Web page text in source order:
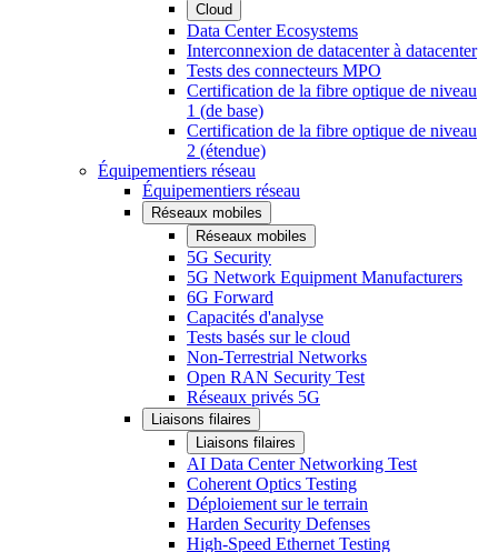
Cloud
Data Center Ecosystems
Interconnexion de datacenter à datacenter
Tests des connecteurs MPO
Certification de la fibre optique de niveau
1 (de base)
Certification de la fibre optique de niveau
2 (étendue)
Équipementiers réseau
Équipementiers réseau
Réseaux mobiles
Réseaux mobiles
5G Security
5G Network Equipment Manufacturers
6G Forward
Capacités d'analyse
Tests basés sur le cloud
Non-Terrestrial Networks
Open RAN Security Test
Réseaux privés 5G
Liaisons filaires
Liaisons filaires
AI Data Center Networking Test
Coherent Optics Testing
Déploiement sur le terrain
Harden Security Defenses
High-Speed Ethernet Testing